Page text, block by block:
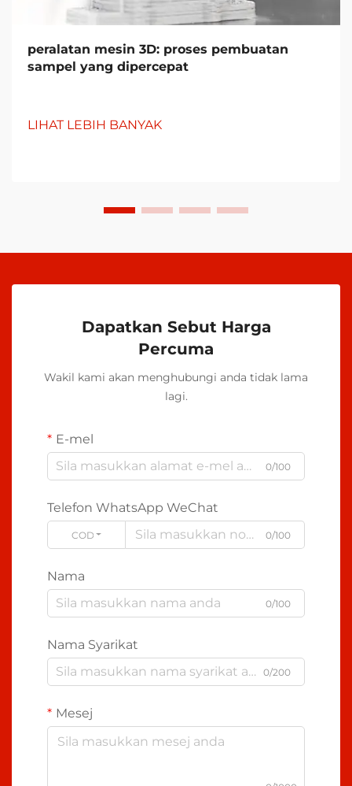
peralatan mesin 3D: proses pembuatan
sampel yang dipercepat
LIHAT LEBIH BANYAK
Dapatkan Sebut Harga
Percuma
Wakil kami akan menghubungi anda tidak lama
lagi.
E-mel
0/100
Telefon WhatsApp WeChat
CODE 0/100
Nama
0/100
Nama Syarikat
0/200
Mesej